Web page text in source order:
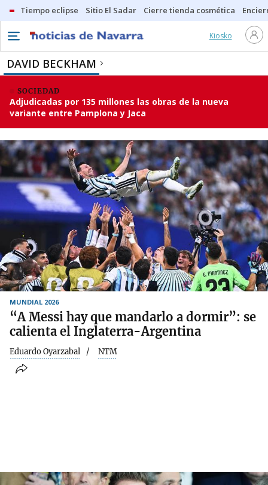
Tiempo eclipse Sitio El Sadar Cierre tienda cosmética
Kiosko
DAVID BECKHAM
SOCIEDAD
Adjudicadas por 135 millones las obras de la nueva
variante entre Pamplona y Jaca
MUNDIAL 2026
“A Messi hay que mandarlo a dormir”: se
calienta el Inglaterra-Argentina
Eduardo Oyarzabal NTM